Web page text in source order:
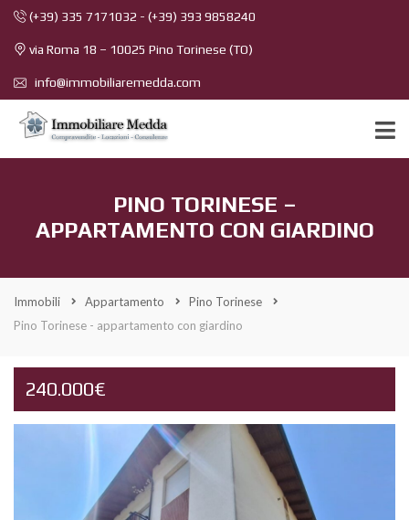
(+39) 335 7171032 - (+39) 393 9858240
via Roma 18 – 10025 Pino Torinese (TO)
info@immobiliaremedda.com
PINO TORINESE –
APPARTAMENTO CON GIARDINO
Immobili Appartamento
Pino Torinese
Pino Torinese - appartamento con giardino
240.000€